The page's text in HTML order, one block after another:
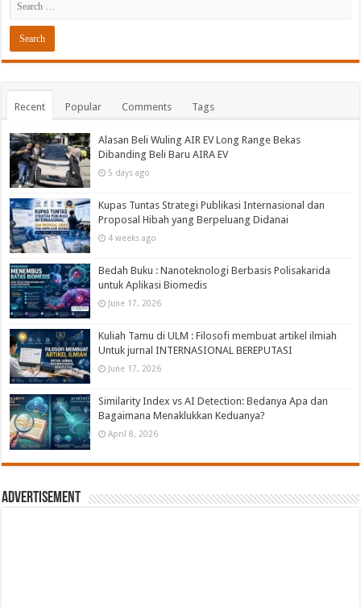
Recent Popular Comments Tags
Alasan Beli Wuling AIR EV Long Range Bekas
Dibanding Beli Baru AIRA EV
5 days ago
Kupas Tuntas Strategi Publikasi Internasional dan
Proposal Hibah yang Berpeluang Didanai
4 weeks ago
Bedah Buku : Nanoteknologi Berbasis Polisakarida
untuk Aplikasi Biomedis
June 17, 2026
Kuliah Tamu di ULM : Filosofi membuat artikel ilmiah
Untuk jurnal INTERNASIONAL BEREPUTASI
June 17, 2026
Similarity Index vs AI Detection: Bedanya Apa dan
Bagaimana Menaklukkan Keduanya?
April 8, 2026
Advertisement